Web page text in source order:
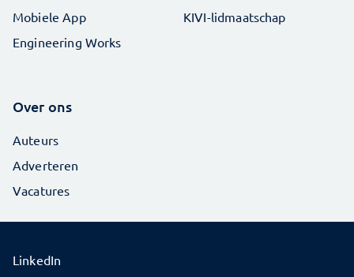
Mobiele App
Engineering Works
KIVI-lidmaatschap
Over ons
Auteurs
Adverteren
Vacatures
LinkedIn